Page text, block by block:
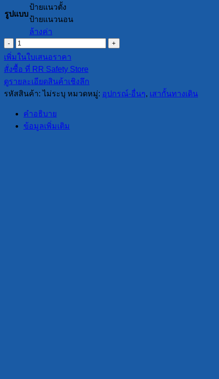
รูปแบบ
ป้ายแนวตั้ง
ป้ายแนวนอน
ล้างค่า
จำนวน
ป้าย
ส
แตน
เลส
หัว
เสา
เพิ่มในใบเสนอราคา
สั่งซื้อ ที่ RR Safety Store
ดูรายละเอียดสินค้าเชิงลึก
รหัสสินค้า:ไม่ระบุ หมวดหมู่: อุปกรณ์-อื่นๆ, เสากั้นทางเดิน
คำอธิบาย
ข้อมูลเพิ่มเติม